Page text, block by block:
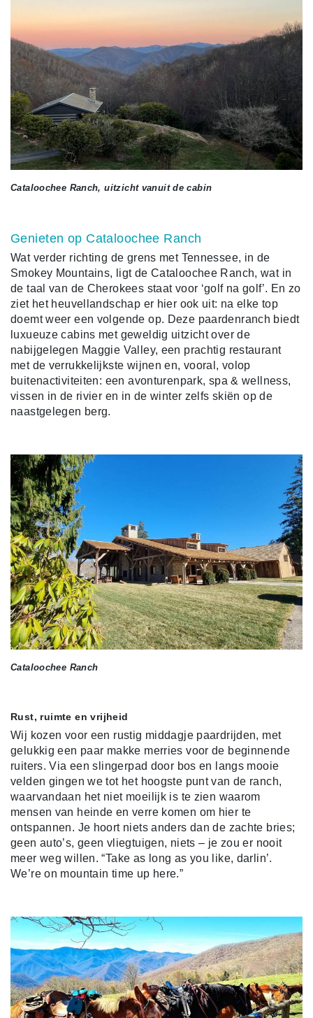
Cataloochee Ranch, uitzicht vanuit de cabin
Genieten op Cataloochee Ranch
Wat verder richting de grens met Tennessee, in de
Smokey Mountains, ligt de Cataloochee Ranch, wat in
de taal van de Cherokees staat voor ‘golf na golf’. En zo
ziet het heuvellandschap er hier ook uit: na elke top
doemt weer een volgende op. Deze paardenranch biedt
luxueuze cabins met geweldig uitzicht over de
nabijgelegen Maggie Valley, een prachtig restaurant
met de verrukkelijkste wijnen en, vooral, volop
buitenactiviteiten: een avonturenpark, spa & wellness,
vissen in de rivier en in de winter zelfs skiën op de
naastgelegen berg.
Cataloochee Ranch
Rust, ruimte en vrijheid
Wij kozen voor een rustig middagje paardrijden, met
gelukkig een paar makke merries voor de beginnende
ruiters. Via een slingerpad door bos en langs mooie
velden gingen we tot het hoogste punt van de ranch,
waarvandaan het niet moeilijk is te zien waarom
mensen van heinde en verre komen om hier te
ontspannen. Je hoort niets anders dan de zachte bries;
geen auto’s, geen vliegtuigen, niets – je zou er nooit
meer weg willen. “Take as long as you like, darlin’.
We’re on mountain time up here.”